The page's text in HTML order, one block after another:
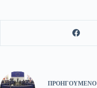
ΠΡΟΗΓΟΎΜΕΝΟ